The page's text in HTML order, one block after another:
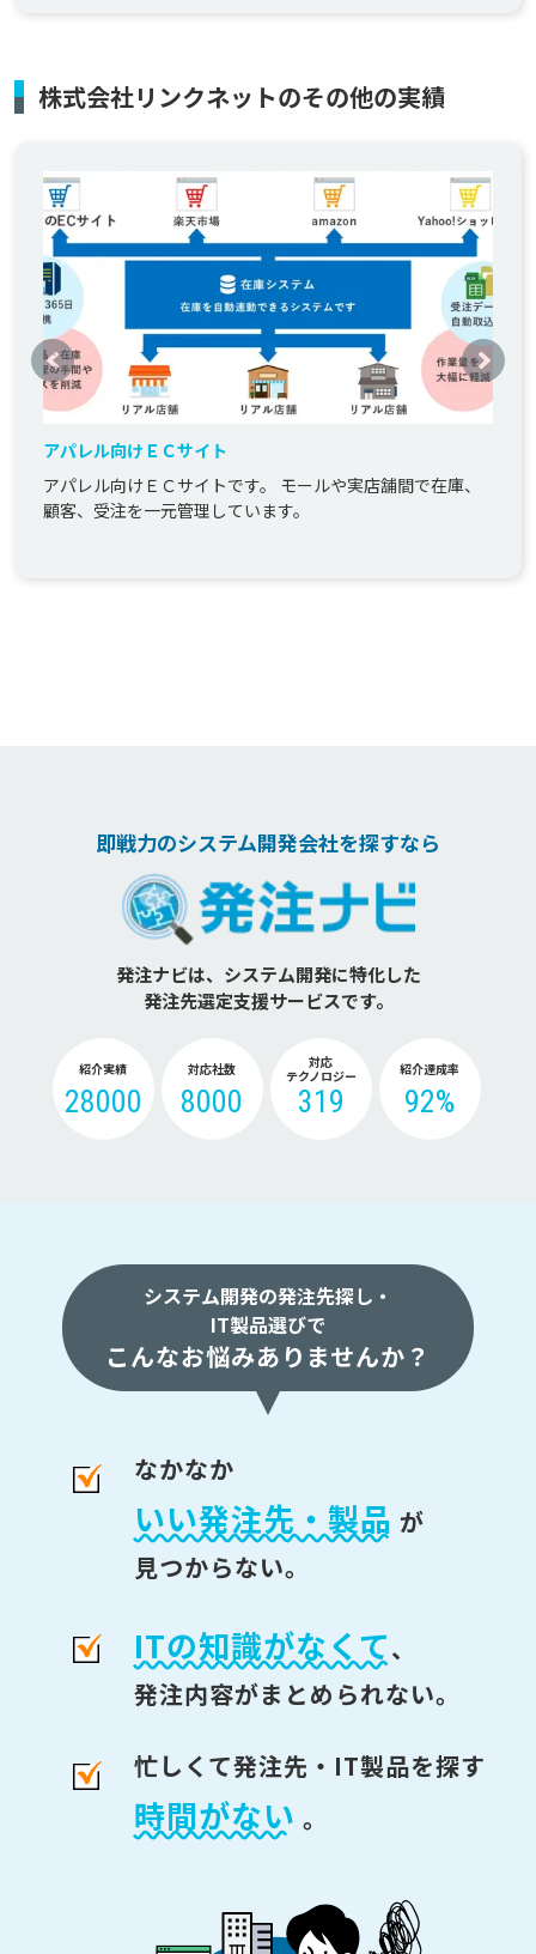
株式会社リンクネットのその他の実績
アパレル向けＥＣサイト
アパレル向けＥＣサイトです。 モールや実店舗間で在庫、
顧客、受注を一元管理しています。
即戦力のシステム開発会社を探すなら
発注ナビは、システム開発に特化した
発注先選定支援サービスです。
紹介実績
28000
対応社数
8000
対応
テクノロジー
319
紹介達成率
92%
システム開発の発注先探し・
IT製品選びで
こんなお悩みありませんか？
なかなか
いい発注先・製品 が
見つからない。
ITの知識がなくて、
発注内容がまとめられない。
忙しくて発注先・IT製品を探す
時間がない 。